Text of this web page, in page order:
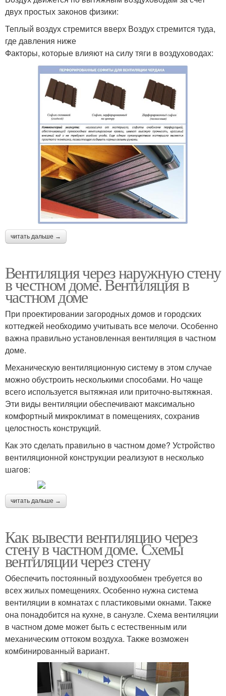
двух простых законов физики:
Теплый воздух стремится вверх Воздух стремится туда,
где давления ниже
Факторы, которые влияют на силу тяги в воздуховодах:
читать дальше →
Вентиляция через наружную стену
в честном доме. Вентиляция в
частном доме
При проектировании загородных домов и городских
коттеджей необходимо учитывать все мелочи. Особенно
важна правильно установленная вентиляция в частном
доме.
Механическую вентиляционную систему в этом случае
можно обустроить несколькими способами. Но чаще
всего используется вытяжная или приточно-вытяжная.
Эти виды вентиляции обеспечивают максимально
комфортный микроклимат в помещениях, сохранив
целостность конструкций.
Как это сделать правильно в частном доме? Устройство
вентиляционной конструкции реализуют в несколько
шагов:
читать дальше →
Как вывести вентиляцию через
стену в частном доме. Схемы
вентиляции через стену
Обеспечить постоянный воздухообмен требуется во
всех жилых помещениях. Особенно нужна система
вентиляции в комнатах с пластиковыми окнами. Также
она понадобится на кухне, в санузле. Схема вентиляции
в частном доме может быть с естественным или
механическим оттоком воздуха. Также возможен
комбинированный вариант.